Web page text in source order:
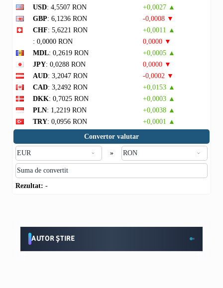
USD: 4,5507 RON
+0,0027 ▲
GBP: 6,1236 RON
-0,0008 ▼
CHF: 5,6221 RON
+0,0011 ▲
: 0,0000 RON
0,0000 ▼
MDL: 0,2619 RON
+0,0005 ▲
JPY: 0,0288 RON
0,0000 ▼
AUD: 3,2047 RON
-0,0002 ▼
CAD: 3,2492 RON
+0,0153 ▲
DKK: 0,7025 RON
+0,0003 ▲
PLN: 1,2219 RON
+0,0038 ▲
TRY: 0,0956 RON
+0,0001 ▲
Convertor valutar
»
Rezultat: -
AUTOR ȘTIRE